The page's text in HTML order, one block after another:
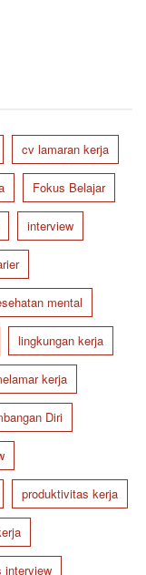
cv lamaran kerja
Fokus Belajar
interview
mental
lingkungan kerja
kerja
Diri
produktivitas kerja
interview